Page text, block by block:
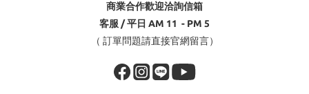
商業合作歡迎洽詢信箱
客服 / 平日 AM 11 - PM 5
（ 訂單問題請直接官網留言）